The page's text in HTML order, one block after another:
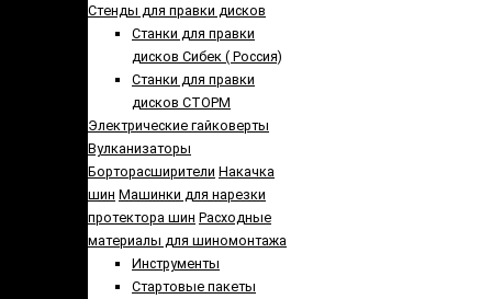
Стенды для правки дисков
Cтанки для правки
дисков Сибек ( Россия)
Станки для правки
дисков СТОРМ
Электрические гайковерты
Вулканизаторы
Борторасширители Накачка
шин Машинки для нарезки
протектора шин Расходные
материалы для шиномонтажа
Инструменты
Стартовые пакеты